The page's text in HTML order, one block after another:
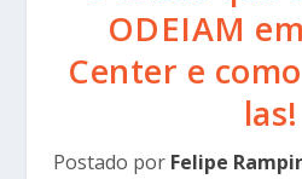
ODEIAM
Center e
las!
Postado por Felipe